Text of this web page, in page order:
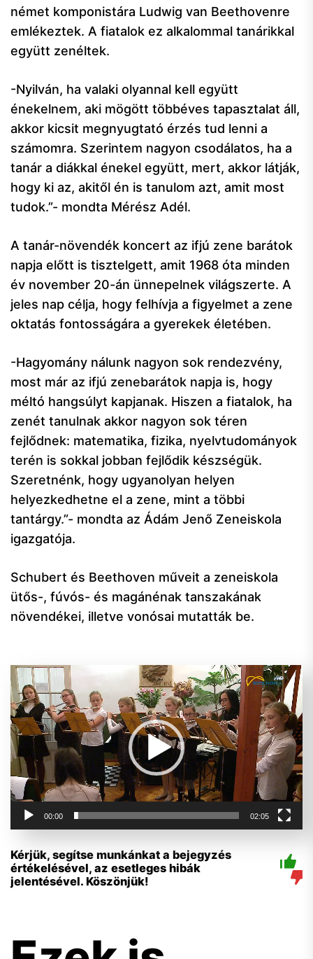
német komponistára Ludwig van Beethovenre
emlékeztek. A fiatalok ez alkalommal tanárikkal
együtt zenéltek.
-Nyilván, ha valaki olyannal kell együtt
énekelnem, aki mögött többéves tapasztalat áll,
akkor kicsit megnyugtató érzés tud lenni a
számomra. Szerintem nagyon csodálatos, ha a
tanár a diákkal énekel együtt, mert, akkor látják,
hogy ki az, akitől én is tanulom azt, amit most
tudok.”- mondta Mérész Adél.
A tanár-növendék koncert az ifjú zene barátok
napja előtt is tisztelgett, amit 1968 óta minden
év november 20-án ünnepelnek világszerte. A
jeles nap célja, hogy felhívja a figyelmet a zene
oktatás fontosságára a gyerekek életében.
-Hagyomány nálunk nagyon sok rendezvény,
most már az ifjú zenebarátok napja is, hogy
méltó hangsúlyt kapjanak. Hiszen a fiatalok, ha
zenét tanulnak akkor nagyon sok téren
fejlődnek: matematika, fizika, nyelvtudományok
terén is sokkal jobban fejlődik készségük.
Szeretnénk, hogy ugyanolyan helyen
helyezkedhetne el a zene, mint a többi
tantárgy.”- mondta az Ádám Jenő Zeneiskola
igazgatója.
Schubert és Beethoven műveit a zeneiskola
ütős-, fúvós- és magánénak tanszakának
növendékei, illetve vonósai mutatták be.
Videólejátszó
00:00 02:05
Kérjük, segítse munkánkat a bejegyzés
értékelésével, az esetleges hibák
jelentésével. Köszönjük!